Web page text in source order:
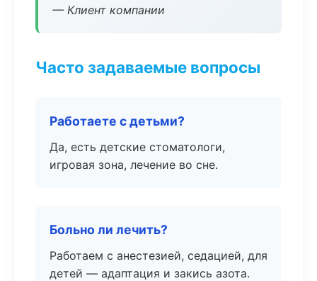
— Клиент компании
Часто задаваемые вопросы
Работаете с детьми?
Да, есть детские стоматологи,
игровая зона, лечение во сне.
Больно ли лечить?
Работаем с анестезией, седацией, для
детей — адаптация и закись азота.